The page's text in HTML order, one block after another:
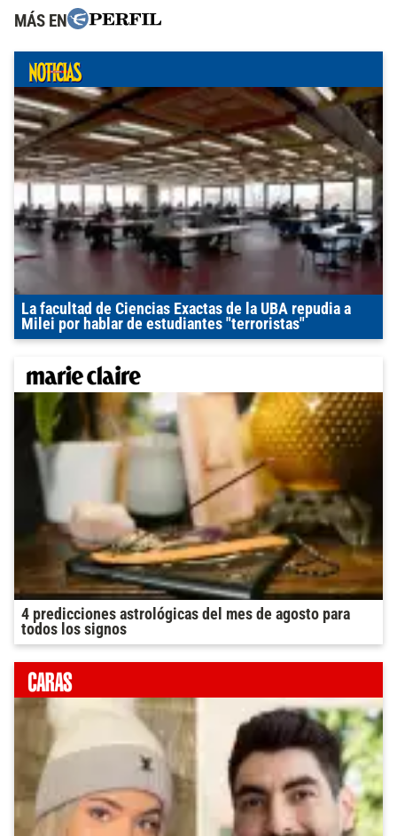
MÁS EN
La facultad de Ciencias Exactas de la UBA repudia a
Milei por hablar de estudiantes "terroristas"
4 predicciones astrológicas del mes de agosto para
todos los signos